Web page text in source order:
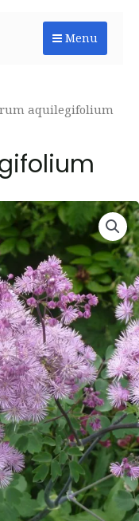
Menu
aquilegifolium